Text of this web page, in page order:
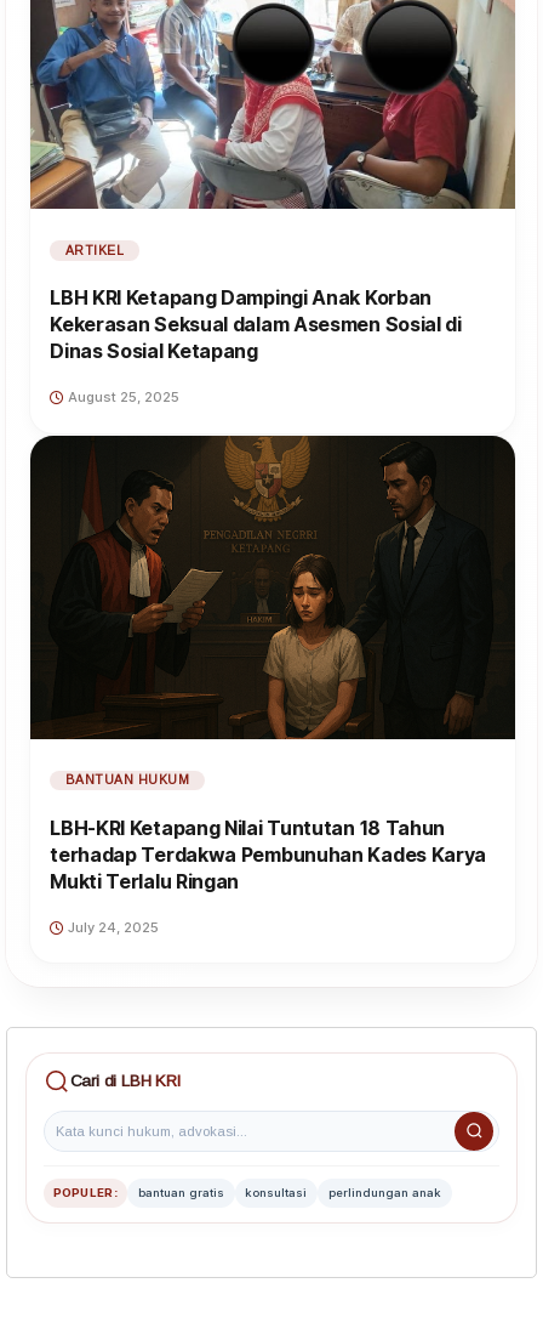
ARTIKEL
LBH KRI Ketapang Dampingi Anak Korban
Kekerasan Seksual dalam Asesmen Sosial di
Dinas Sosial Ketapang
August 25, 2025
BANTUAN HUKUM
LBH-KRI Ketapang Nilai Tuntutan 18 Tahun
terhadap Terdakwa Pembunuhan Kades Karya
Mukti Terlalu Ringan
July 24, 2025
Cari di LBH KRI
POPULER: bantuan gratis konsultasi perlindungan anak